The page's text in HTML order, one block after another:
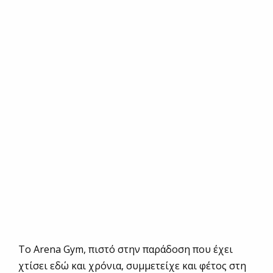
Το Arena Gym, πιστό στην παράδοση που έχει
χτίσει εδώ και χρόνια, συμμετείχε και φέτος στη